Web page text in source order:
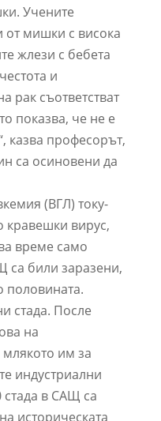
Учените
мишки с висока
жлези с бебета
и
рак съответстват
показва, че не е
казва професорът,
са осиновени да
(ВГЛ) току-
кравешки вирус,
време само
са били заразени,
половината.
стада. После
на
им за
индустриални
стада в САЩ са
историческата